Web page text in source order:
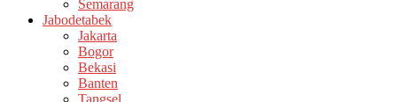
Semarang
Jabodetabek
Jakarta
Bogor
Bekasi
Banten
Tangsel